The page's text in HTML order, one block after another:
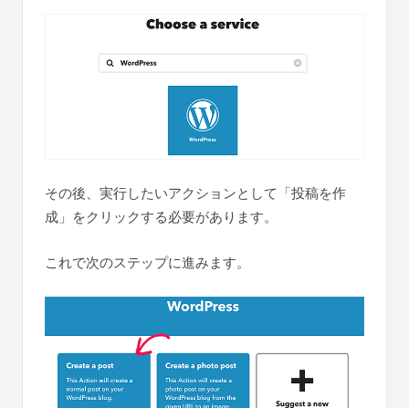
その後、実行したいアクションとして「投稿を作
成」をクリックする必要があります。
これで次のステップに進みます。